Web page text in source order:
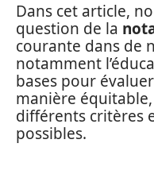
Dans cet article,
question de la
courante dans de
notamment
bases pour
manière
différents critères
possibles.